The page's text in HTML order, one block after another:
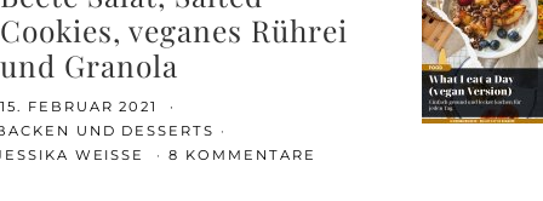
Cookies, veganes Rührei
und Granola
15. FEBRUAR 2021
UND DESSERTS
WEISSE
8 KOMMENTARE